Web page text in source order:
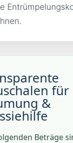
für
&
Beträge